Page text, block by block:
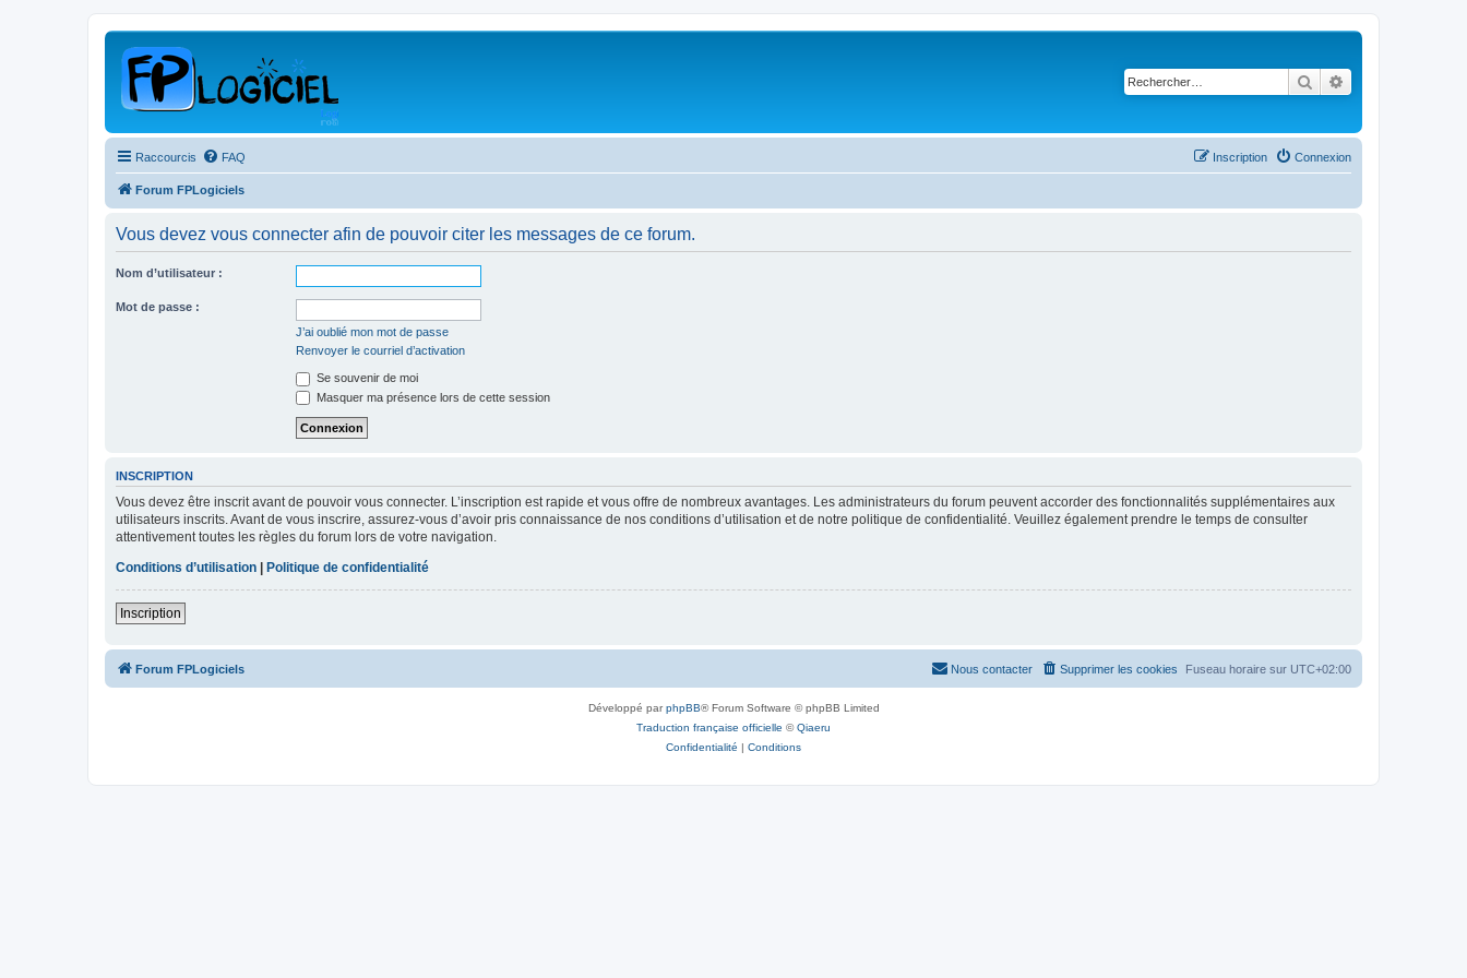
Rechercher
Raccourcis FAQ Connexion
Inscription
Forum FPLogiciels
Vous devez vous connecter afin de pouvoir citer les messages de ce forum.
Nom d’utilisateur :
Mot de passe :
J’ai oublié mon mot de passe
Renvoyer le courriel d’activation
Se souvenir de moi
Masquer ma présence lors de cette session
INSCRIPTION
Vous devez être inscrit avant de pouvoir vous connecter. L’inscription est rapide et vous offre de nombreux avantages. Les administrateurs du forum peuvent accorder des fonctionnalités supplémentaires aux
utilisateurs inscrits. Avant de vous inscrire, assurez-vous d’avoir pris connaissance de nos conditions d’utilisation et de notre politique de confidentialité. Veuillez également prendre le temps de consulter
attentivement toutes les règles du forum lors de votre navigation.
Conditions d’utilisation | Politique de confidentialité
Inscription
Forum FPLogiciels Fuseau horaire sur UTC+02:00
Supprimer les cookies
Nous contacter
Développé parphpBB® Forum Software © phpBB Limited
Traduction française officielle ©Qiaeru
Confidentialité | Conditions